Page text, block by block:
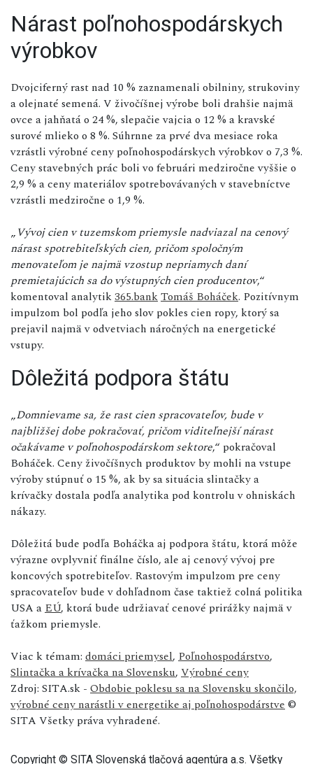
Nárast poľnohospodárskych
výrobkov
Dvojciferný rast nad 10 % zaznamenali obilniny, strukoviny
a olejnaté semená. V živočíšnej výrobe boli drahšie najmä
ovce a jahňatá o 24 %, slepačie vajcia o 12 % a kravské
surové mlieko o 8 %. Súhrnne za prvé dva mesiace roka
vzrástli výrobné ceny poľnohospodárskych výrobkov o 7,3 %.
Ceny stavebných prác boli vo februári medziročne vyššie o
2,9 % a ceny materiálov spotrebovávaných v stavebníctve
vzrástli medziročne o 1,9 %.
„Vývoj cien v tuzemskom priemysle nadviazal na cenový
nárast spotrebiteľských cien, pričom spoločným
menovateľom je najmä vzostup nepriamych daní
premietajúcich sa do výstupných cien producentov,“
komentoval analytik365.bankTomáš Boháček. Pozitívnym
impulzom bol podľa jeho slov pokles cien ropy, ktorý sa
prejavil najmä v odvetviach náročných na energetické
vstupy.
Dôležitá podpora štátu
„Domnievame sa, že rast cien spracovateľov, bude v
najbližšej dobe pokračovať, pričom viditeľnejší nárast
očakávame v poľnohospodárskom sektore,“ pokračoval
Boháček. Ceny živočíšnych produktov by mohli na vstupe
výroby stúpnuť o 15 %, ak by sa situácia slintačky a
krívačky dostala podľa analytika pod kontrolu v ohniskách
nákazy.
Dôležitá bude podľa Boháčka aj podpora štátu, ktorá môže
výrazne ovplyvniť finálne číslo, ale aj cenový vývoj pre
koncových spotrebiteľov. Rastovým impulzom pre ceny
spracovateľov bude v dohľadnom čase taktiež colná politika
USA a EÚ, ktorá bude udržiavať cenové prirážky najmä v
ťažkom priemysle.
Viac k témam: domáci priemysel, Poľnohospodárstvo,
Slintačka a krívačka na Slovensku, Výrobné ceny
Zdroj: SITA.sk - Obdobie poklesu sa na Slovensku skončilo,
výrobné ceny narástli v energetike aj poľnohospodárstve ©
SITA Všetky práva vyhradené.
Copyright © SITA Slovenská tlačová agentúra a.s. Všetky